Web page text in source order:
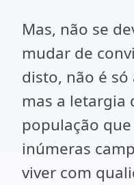
Mas, não se
mudar de
disto, não é
mas a letargia
população
inúmeras
viver com